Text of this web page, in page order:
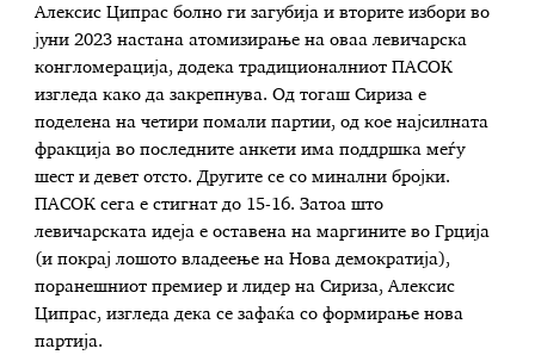
Алексис Ципрас болно ги загубија и вторите избори во
јуни 2023 настана атомизирање на оваа левичарска
конгломерација, додека традиционалниот ПАСОК
изгледа како да закрепнува. Од тогаш Сириза е
поделена на четири помали партии, од кое најсилната
фракција во последните анкети има поддршка меѓу
шест и девет отсто. Другите се со минални бројки.
ПАСОК сега е стигнат до 15-16. Затоа што
левичарската идеја е оставена на маргините во Грција
(и покрај лошото владеење на Нова демократија),
поранешниот премиер и лидер на Сириза, Алексис
Ципрас, изгледа дека се зафаќа со формирање нова
партија.